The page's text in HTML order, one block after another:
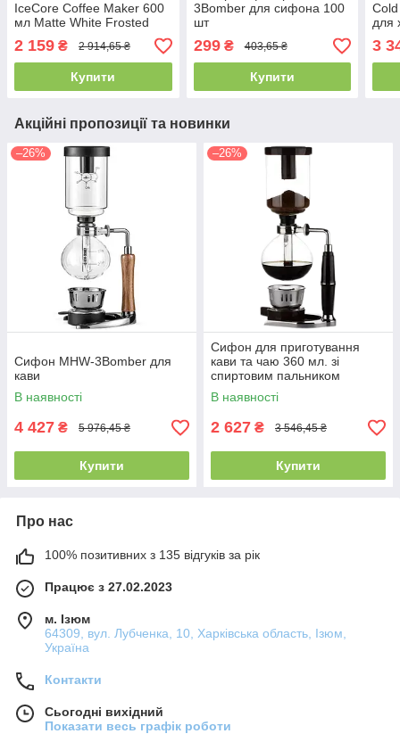
IceCore Coffee Maker 600
мл Matte White Frosted
2 159 ₴ 2 914,65 ₴
Купити
3Bomber для сифона 100
шт
299₴ 403,65 ₴
Купити
для
брю
3
Акційні пропозиції та новинки
–26%
Сифон MHW-3Bomber для
кави
В наявності
4 427 ₴ 5 976,45 ₴
Купити
–26%
Сифон для приготування
кави та чаю 360 мл. зі
спиртовим пальником
В наявності
2 627 ₴ 3 546,45 ₴
Купити
Про нас
100% позитивних з 135 відгуків за рік
Працює з 27.02.2023
м. Ізюм
64309, вул. Лубченка, 10, Харківська область, Ізюм,
Україна
Контакти
Сьогодні вихідний
Показати весь графік роботи